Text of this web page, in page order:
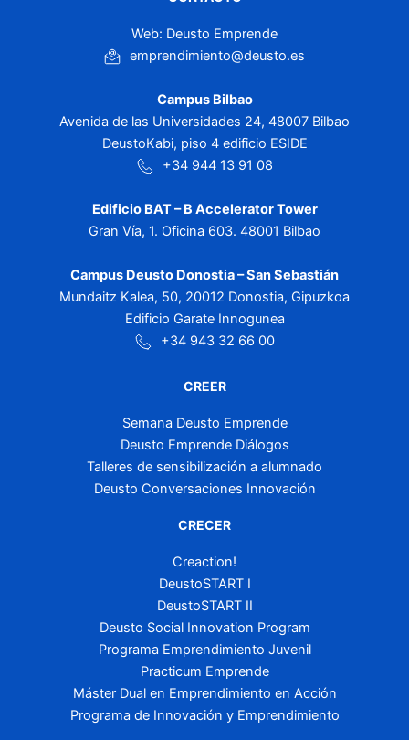
Web: Deusto Emprende
emprendimiento@deusto.es
Campus Bilbao
Avenida de las Universidades 24, 48007 Bilbao
DeustoKabi, piso 4 edificio ESIDE
+34 944 13 91 08
Edificio BAT – B Accelerator Tower
Gran Vía, 1. Oficina 603. 48001 Bilbao
Campus Deusto Donostia – San Sebastián
Mundaitz Kalea, 50, 20012 Donostia, Gipuzkoa
Edificio Garate Innogunea
+34 943 32 66 00
CREER
Semana Deusto Emprende
Deusto Emprende Diálogos
Talleres de sensibilización a alumnado
Deusto Conversaciones Innovación
CRECER
Creaction!
DeustoSTART I
DeustoSTART II
Deusto Social Innovation Program
Programa Emprendimiento Juvenil
Practicum Emprende
Máster Dual en Emprendimiento en Acción
Programa de Innovación y Emprendimiento